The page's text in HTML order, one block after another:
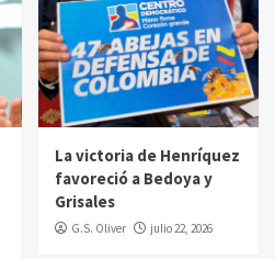
La victoria de Henríquez
favoreció a Bedoya y
Grisales
G.S. Oliver julio 22, 2026